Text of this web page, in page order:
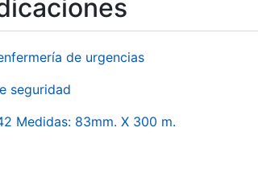
de urgencias
seguridad
Medidas: 83mm. X 300 m.